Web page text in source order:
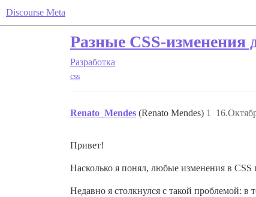
Discourse Meta
Разные CSS-изменения
Разработка
css
Renato_Mendes (Renato Mendes) 1
Привет!
Насколько я понял, любые изменения в
Недавно я столкнулся с такой проблемой: в